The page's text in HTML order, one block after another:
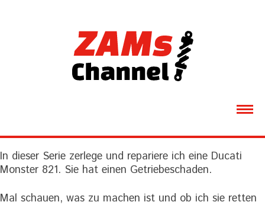
ÜBER MICH
MOTORRÄDER
VIDEOS
In dieser Serie zerlege und repariere ich eine Ducati
Monster 821. Sie hat einen Getriebeschaden.
Mal schauen, was zu machen ist und ob ich sie retten